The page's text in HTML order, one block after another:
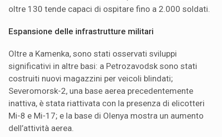
oltre 130 tende capaci di ospitare fino a 2.000 soldati.
Espansione delle infrastrutture militari
Oltre a Kamenka, sono stati osservati sviluppi
significativi in altre basi: a Petrozavodsk sono stati
costruiti nuovi magazzini per veicoli blindati;
Severomorsk-2, una base aerea precedentemente
inattiva, è stata riattivata con la presenza di elicotteri
Mi-8 e Mi-17; e la base di Olenya mostra un aumento
dell’attività aerea.